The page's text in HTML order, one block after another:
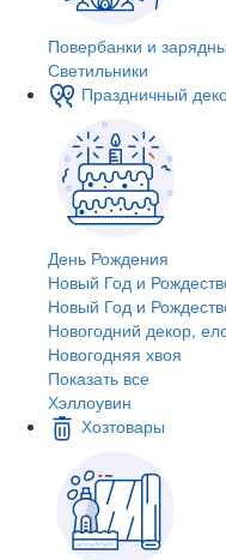
Повербанки и
Светильники
Праздничный
День Рождения
Новый Год и
Новый Год и
Новогодний декор,
Новогодняя хвоя
Показать все
Хэллоувин
Хозтовары